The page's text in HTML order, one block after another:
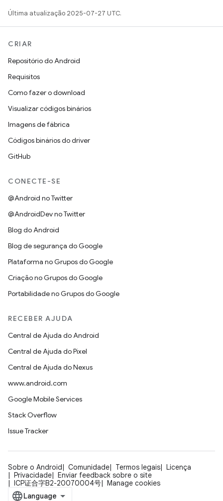
Última atualização 2025-07-27 UTC.
CRIAR
Repositório do Android
Requisitos
Como fazer o download
Visualizar códigos binários
Imagens de fábrica
Códigos binários do driver
GitHub
CONECTE-SE
@Android no Twitter
@AndroidDev no Twitter
Blog do Android
Blog de segurança do Google
Plataforma no Grupos do Google
Criação no Grupos do Google
Portabilidade no Grupos do Google
RECEBER AJUDA
Central de Ajuda do Android
Central de Ajuda do Pixel
Central de Ajuda do Nexus
www.android.com
Google Mobile Services
Stack Overflow
Issue Tracker
Sobre o Android Comunidade Termos legais
Licença
Privacidade
Enviar feedback sobre o site
ICP证合字B2-20070004号
Manage cookies